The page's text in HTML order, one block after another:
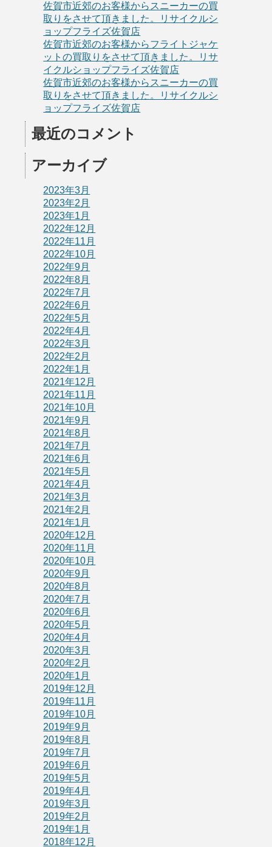
佐賀市近郊のお客様からスニーカーの買
取りをさせて頂きました。リサイクルシ
ョップフライズ佐賀店
佐賀市近郊のお客様からフライトジャケ
ットの買取りをさせて頂きました。リサ
イクルショップフライズ佐賀店
佐賀市近郊のお客様からスニーカーの買
取りをさせて頂きました。リサイクルシ
ョップフライズ佐賀店
最近のコメント
アーカイブ
2023年3月
2023年2月
2023年1月
2022年12月
2022年11月
2022年10月
2022年9月
2022年8月
2022年7月
2022年6月
2022年5月
2022年4月
2022年3月
2022年2月
2022年1月
2021年12月
2021年11月
2021年10月
2021年9月
2021年8月
2021年7月
2021年6月
2021年5月
2021年4月
2021年3月
2021年2月
2021年1月
2020年12月
2020年11月
2020年10月
2020年9月
2020年8月
2020年7月
2020年6月
2020年5月
2020年4月
2020年3月
2020年2月
2020年1月
2019年12月
2019年11月
2019年10月
2019年9月
2019年8月
2019年7月
2019年6月
2019年5月
2019年4月
2019年3月
2019年2月
2019年1月
2018年12月